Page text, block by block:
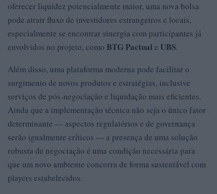
oferecer liquidez potencialmente maior, uma nova bolsa
pode atrair fluxo de investidores estrangeiros e locais,
especialmente se encontrar sinergia com participantes já
envolvidos no projeto, como BTG Pactual e UBS.
Além disso, uma plataforma moderna pode facilitar o
surgimento de novos produtos e estratégias, inclusive
serviços de pós-negociação e liquidação mais eficientes.
Ainda que a implementação técnica não seja o único fator
determinante — aspectos regulatórios e de governança
serão igualmente críticos — a presença de uma solução
robusta de negociação é uma condição necessária para
que um novo ambiente concorra de forma sustentável com
players estabelecidos.